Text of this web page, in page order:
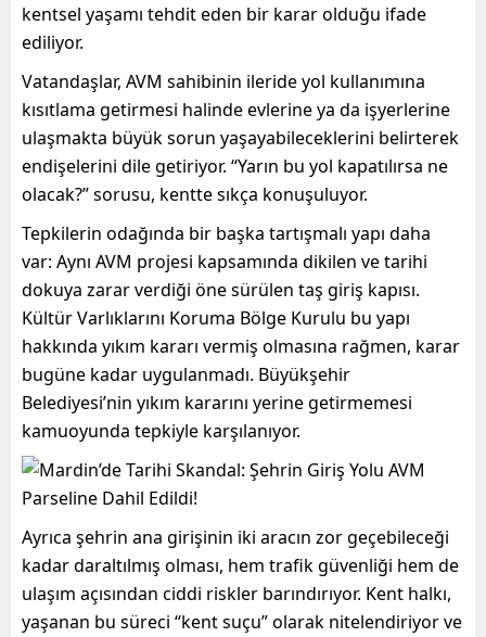
kentsel yaşamı tehdit eden bir karar olduğu ifade
ediliyor.
Vatandaşlar, AVM sahibinin ileride yol kullanımına
kısıtlama getirmesi halinde evlerine ya da işyerlerine
ulaşmakta büyük sorun yaşayabileceklerini belirterek
endişelerini dile getiriyor. “Yarın bu yol kapatılırsa ne
olacak?” sorusu, kentte sıkça konuşuluyor.
Tepkilerin odağında bir başka tartışmalı yapı daha
var: Aynı AVM projesi kapsamında dikilen ve tarihi
dokuya zarar verdiği öne sürülen taş giriş kapısı.
Kültür Varlıklarını Koruma Bölge Kurulu bu yapı
hakkında yıkım kararı vermiş olmasına rağmen, karar
bugüne kadar uygulanmadı. Büyükşehir
Belediyesi’nin yıkım kararını yerine getirmemesi
kamuoyunda tepkiyle karşılanıyor.
Ayrıca şehrin ana girişinin iki aracın zor geçebileceği
kadar daraltılmış olması, hem trafik güvenliği hem de
ulaşım açısından ciddi riskler barındırıyor. Kent halkı,
yaşanan bu süreci “kent suçu” olarak nitelendiriyor ve